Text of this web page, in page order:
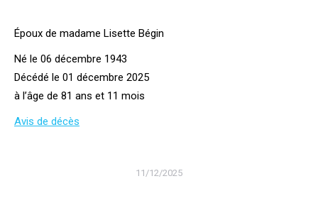
Époux de madame Lisette Bégin
Né le 06 décembre 1943
Décédé le 01 décembre 2025
à l’âge de 81 ans et 11 mois
Avis de décès
11/12/2025